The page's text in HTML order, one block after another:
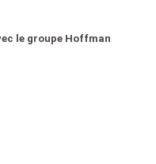
le groupe Hoffman